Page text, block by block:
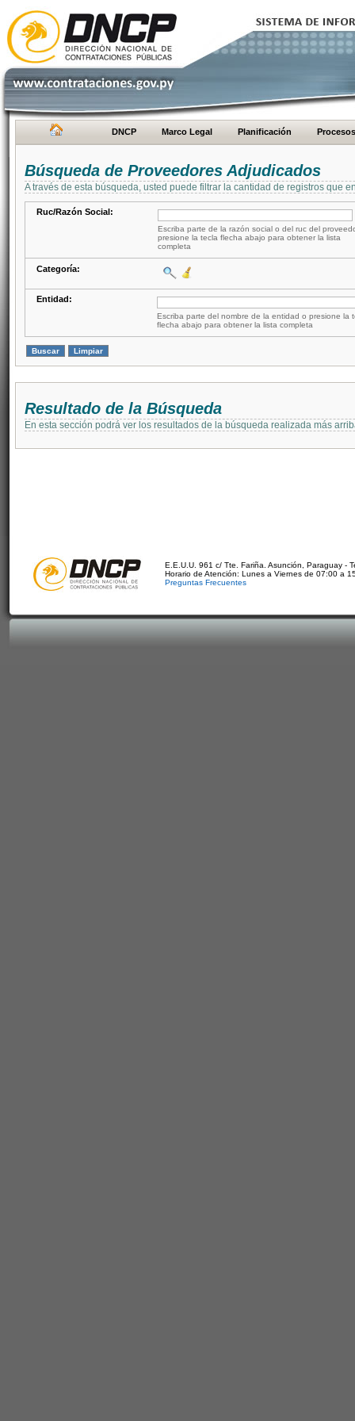
DNCP Marco Legal Planificación Procesos
Búsqueda de Proveedores Adjudicados
A través de esta búsqueda, usted puede filtrar la cantidad de registros que
Ruc/Razón Social:
Escriba parte de la razón social o del ruc del
presione la tecla flecha abajo para obtener la lista
completa
Categoría:
Entidad:
Escriba parte del nombre de la entidad o presione la
flecha abajo para obtener la lista completa
Resultado de la Búsqueda
En esta sección podrá ver los resultados de la búsqueda realizada más
E.E.U.U. 961 c/ Tte. Fariña. Asunción, Paraguay -
Horario de Atención: Lunes a Viernes de 07:00 a
Preguntas Frecuentes